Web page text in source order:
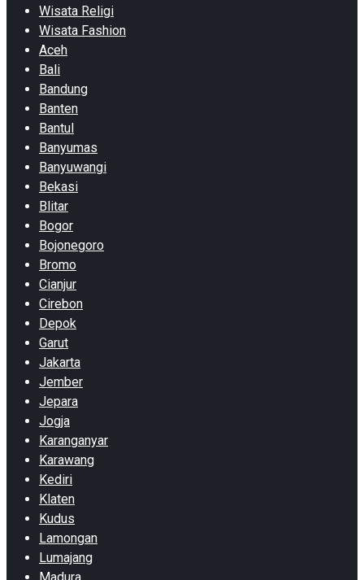
Wisata Religi
Wisata Fashion
Aceh
Bali
Bandung
Banten
Bantul
Banyumas
Banyuwangi
Bekasi
Blitar
Bogor
Bojonegoro
Bromo
Cianjur
Cirebon
Depok
Garut
Jakarta
Jember
Jepara
Jogja
Karanganyar
Karawang
Kediri
Klaten
Kudus
Lamongan
Lumajang
Madura